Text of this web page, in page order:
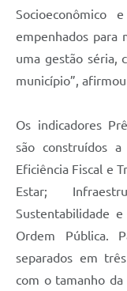
Socioeconômico
empenhados para
uma gestão séria,
município”, afirmou
Os indicadores
são construídos
Eficiência Fiscal e
Estar;
Sustentabilidade
Ordem Pública.
separados em
com o tamanho